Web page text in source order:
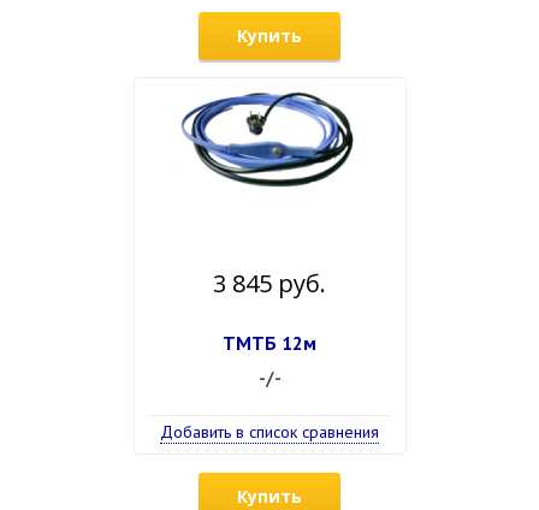
Купить
3 845 руб.
ТМТБ 12м
-/-
Добавить в список сравнения
Купить